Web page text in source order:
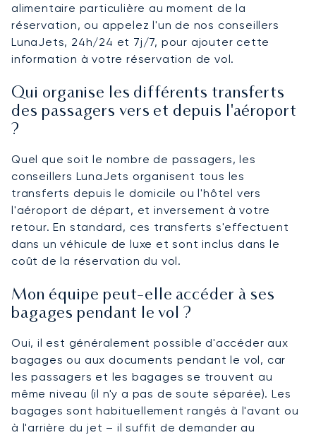
alimentaire particulière au moment de la
réservation, ou appelez l'un de nos conseillers
LunaJets, 24h/24 et 7j/7, pour ajouter cette
information à votre réservation de vol.
Qui organise les différents transferts
des passagers vers et depuis l'aéroport
?
Quel que soit le nombre de passagers, les
conseillers LunaJets organisent tous les
transferts depuis le domicile ou l'hôtel vers
l'aéroport de départ, et inversement à votre
retour. En standard, ces transferts s'effectuent
dans un véhicule de luxe et sont inclus dans le
coût de la réservation du vol.
Mon équipe peut-elle accéder à ses
bagages pendant le vol ?
Oui, il est généralement possible d'accéder aux
bagages ou aux documents pendant le vol, car
les passagers et les bagages se trouvent au
même niveau (il n'y a pas de soute séparée). Les
bagages sont habituellement rangés à l'avant ou
à l'arrière du jet – il suffit de demander au